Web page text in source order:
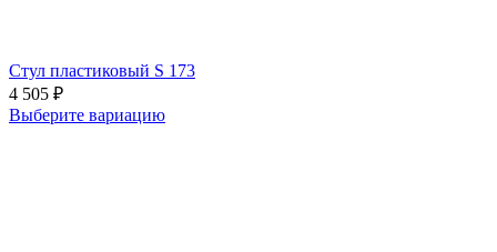
Стул пластиковый S 173
4 505 ₽
Выберите вариацию